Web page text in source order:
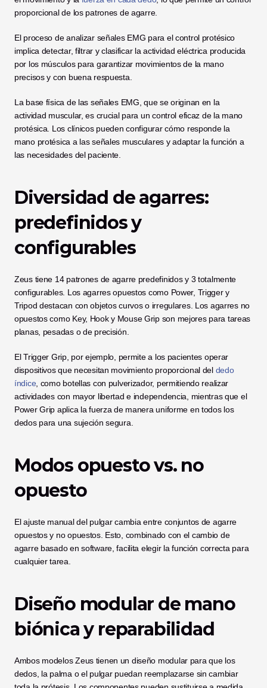
proporcional de los patrones de agarre.
El proceso de analizar señales EMG para el control protésico
implica detectar, filtrar y clasificar la actividad eléctrica producida
por los músculos para garantizar movimientos de la mano
precisos y con buena respuesta.
La base física de las señales EMG, que se originan en la
actividad muscular, es crucial para un control eficaz de la mano
protésica. Los clínicos pueden configurar cómo responde la
mano protésica a las señales musculares y adaptar la función a
las necesidades del paciente.
Diversidad de agarres:
predefinidos y
configurables
Zeus tiene 14 patrones de agarre predefinidos y 3 totalmente
configurables. Los agarres opuestos como Power, Trigger y
Tripod destacan con objetos curvos o irregulares. Los agarres no
opuestos como Key, Hook y Mouse Grip son mejores para tareas
planas, pesadas o de precisión.
El Trigger Grip, por ejemplo, permite a los pacientes operar
dispositivos que necesitan movimiento proporcional del dedo
índice , como botellas con pulverizador, permitiendo realizar
actividades con mayor libertad e independencia, mientras que el
Power Grip aplica la fuerza de manera uniforme en todos los
dedos para una sujeción segura.
Modos opuesto vs. no
opuesto
El ajuste manual del pulgar cambia entre conjuntos de agarre
opuestos y no opuestos. Esto, combinado con el cambio de
agarre basado en software, facilita elegir la función correcta para
cualquier tarea.
Diseño modular de mano
biónica y reparabilidad
Ambos modelos Zeus tienen un diseño modular para que los
dedos, la palma o el pulgar puedan reemplazarse sin cambiar